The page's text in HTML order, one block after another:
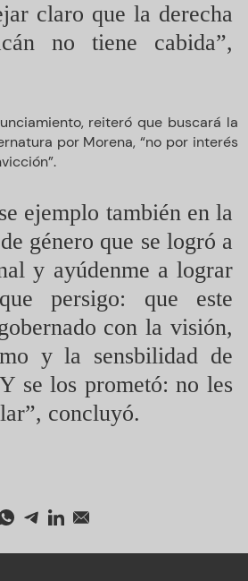
claro que la derecha
no tiene cabida”,
reiteró que buscará la
por Morena, “no por interés
ejemplo también en la
género que se logró a
y ayúdenme a lograr
persigo: que este
con la visión,
y la sensbilidad de
se los prometó: no les
concluyó.